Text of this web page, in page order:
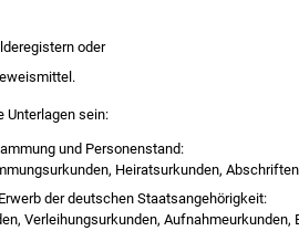
oder
Unterlagen sein:
und Personenstand:
Heiratsurkunden,
der deutschen Staatsangehörigkeit:
Verleihungsurkunden,